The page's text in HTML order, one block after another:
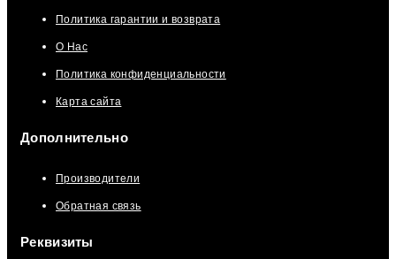
Политика гарантии и возврата
О Нас
Политика конфиденциальности
Карта сайта
Дополнительно
Производители
Обратная связь
Реквизиты